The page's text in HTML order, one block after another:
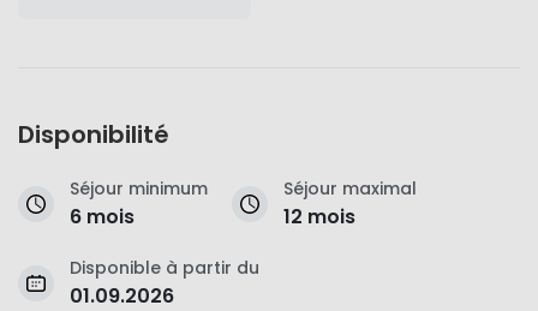
Disponibilité
Séjour minimum
6 mois
Séjour maximal
12 mois
Disponible à partir du
01.09.2026